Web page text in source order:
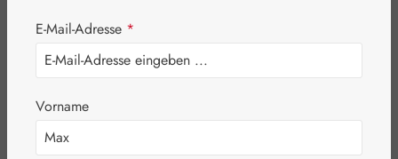
Bildergalerie überspringen
E-Mail-Adresse *
Vorname